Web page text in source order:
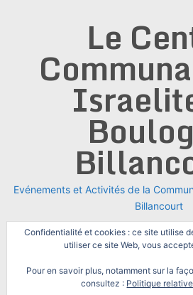
Le
Evénements et Activités de la
Billancourt
Confidentialité et cookies : ce site utilise
utiliser ce site Web, vous
Pour en savoir plus, notamment sur la
consultez : Politique